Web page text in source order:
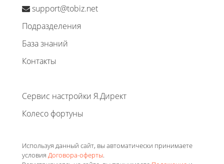
support@tobiz.net
Подразделения
База знаний
Контакты
Сервис настройки Я.Директ
Колесо фортуны
Используя данный сайт, вы автоматически принимаете
условия Договора-оферты.